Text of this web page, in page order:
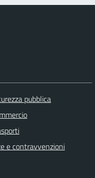
pubblica
e contravvenzioni